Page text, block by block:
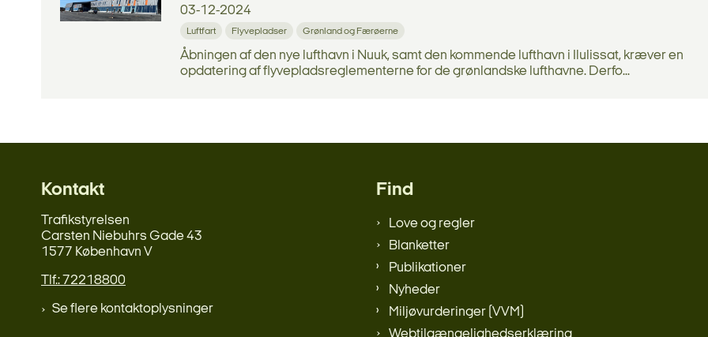
03-12-2024
Luftfart Flyvepladser Grønland og Færøerne
Åbningen af den nye lufthavn i Nuuk, samt den kommende lufthavn i Ilulissat, kræver en
opdatering af flyvepladsreglementerne for de grønlandske lufthavne. Derfo...
Kontakt
Trafikstyrelsen
Carsten Niebuhrs Gade 43
1577 København V
Tlf.: 72218800
Se flere kontaktoplysninger
Find
Love og regler
Blanketter
Publikationer
Nyheder
Miljøvurderinger (VVM)
Webtilgængelighedserklæring